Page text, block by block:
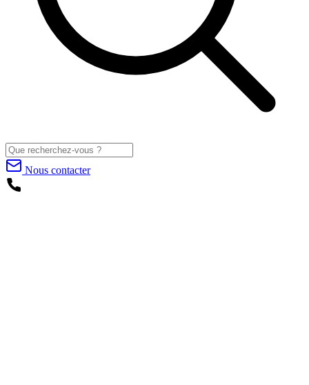
Nous contacter